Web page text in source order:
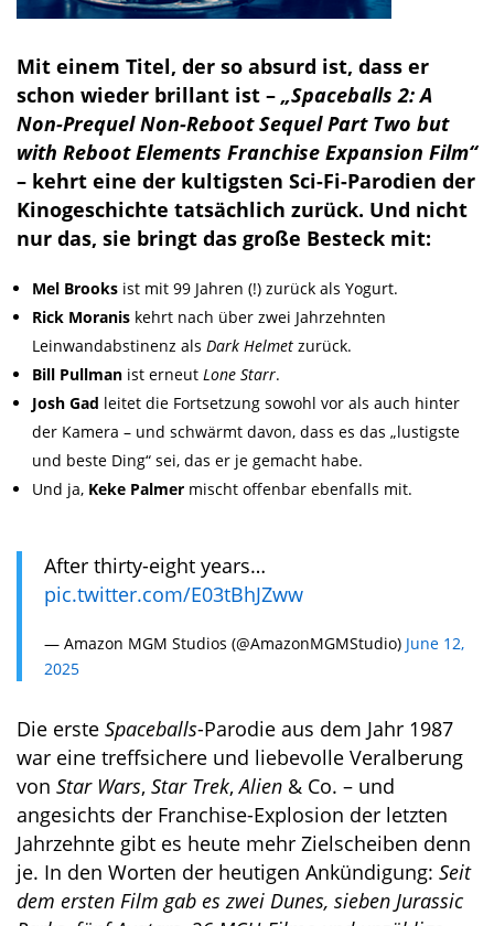
Mit einem Titel, der so absurd ist, dass er
schon wieder brillant ist – „Spaceballs 2: A
Non-Prequel Non-Reboot Sequel Part Two but
with Reboot Elements Franchise Expansion Film“
– kehrt eine der kultigsten Sci-Fi-Parodien der
Kinogeschichte tatsächlich zurück. Und nicht
nur das, sie bringt das große Besteck mit:
Mel Brooks ist mit 99 Jahren (!) zurück als Yogurt.
Rick Moranis kehrt nach über zwei Jahrzehnten
Leinwandabstinenz als Dark Helmet zurück.
Bill Pullman ist erneut Lone Starr.
Josh Gad leitet die Fortsetzung sowohl vor als auch hinter
der Kamera – und schwärmt davon, dass es das „lustigste
und beste Ding“ sei, das er je gemacht habe.
Und ja, Keke Palmer mischt offenbar ebenfalls mit.
After thirty-eight years…
pic.twitter.com/E03tBhJZww
— Amazon MGM Studios (@AmazonMGMStudio) June 12,
2025
Die erste Spaceballs-Parodie aus dem Jahr 1987
war eine treffsichere und liebevolle Veralberung
von Star Wars, Star Trek,Alien & Co. – und
angesichts der Franchise-Explosion der letzten
Jahrzehnte gibt es heute mehr Zielscheiben denn
je. In den Worten der heutigen Ankündigung: Seit
dem ersten Film gab es zwei Dunes, sieben Jurassic